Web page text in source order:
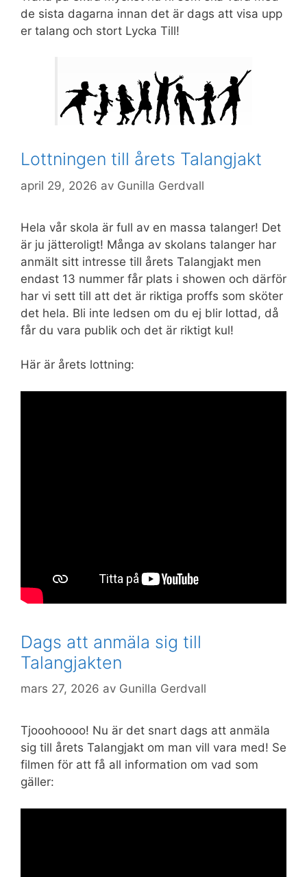
de sista dagarna innan det är dags att visa upp
er talang och stort Lycka Till!
*************
Lottningen till årets Talangjakt
april 29, 2026 av Gunilla Gerdvall
Hela vår skola är full av en massa talanger! Det
är ju jätteroligt! Många av skolans talanger har
anmält sitt intresse till årets Talangjakt men
endast 13 nummer får plats i showen och därför
har vi sett till att det är riktiga proffs som sköter
det hela. Bli inte ledsen om du ej blir lottad, då
får du vara publik och det är riktigt kul!
Här är årets lottning:
************
Dags att anmäla sig till
Talangjakten
mars 27, 2026 av Gunilla Gerdvall
Tjooohoooo! Nu är det snart dags att anmäla
sig till årets Talangjakt om man vill vara med! Se
filmen för att få all information om vad som
gäller: